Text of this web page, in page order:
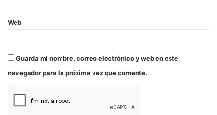
Web
Guarda mi nombre, correo electrónico y web en este
navegador para la próxima vez que comente.